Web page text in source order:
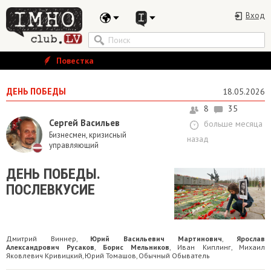
Вход
Повестка
ДЕНЬ ПОБЕДЫ 18.05.2026
Сергей Васильев
Бизнесмен, кризисный
управляющий
8
35
больше месяца
назад
ДЕНЬ ПОБЕДЫ.
ПОСЛЕВКУСИЕ
Дмитрий Виннер Юрий Васильевич Мартинович
Ярослав
Александрович Русаков
Борис Мельников Иван Киплинг, Михаил
Яковлевич Кривицкий Юрий Томашов Обычный Обыватель